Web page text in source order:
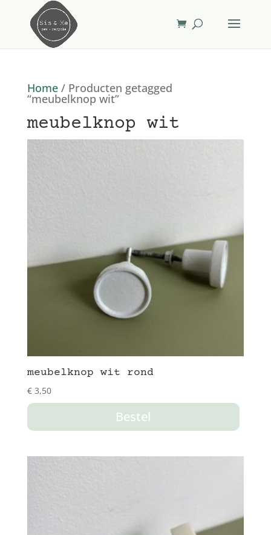
Home/ Producten getagged
“meubelknop wit”
meubelknop wit
meubelknop wit rond
€3,50
Bestel